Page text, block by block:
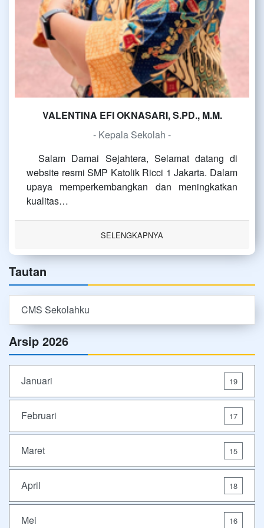
VALENTINA EFI OKNASARI, S.PD., M.M.
- Kepala Sekolah -
Salam Damai Sejahtera, Selamat datang di
website resmi SMP Katolik Ricci 1 Jakarta. Dalam
upaya memperkembangkan dan meningkatkan
kualitas…
SELENGKAPNYA
Tautan
CMS Sekolahku
Arsip 2026
Januari 19
Februari 17
Maret 15
April 18
Mei 16